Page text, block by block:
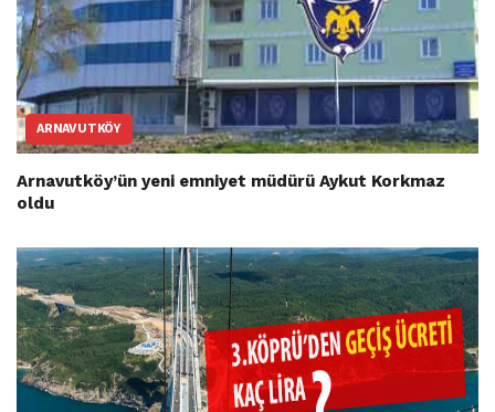
ARNAVUTKÖY
Arnavutköy’ün yeni emniyet müdürü Aykut Korkmaz
oldu